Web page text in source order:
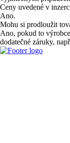
Ceny uvedené v
Ano.
Mohu si prodloužit
Ano, pokud to
dodatečné záruky,